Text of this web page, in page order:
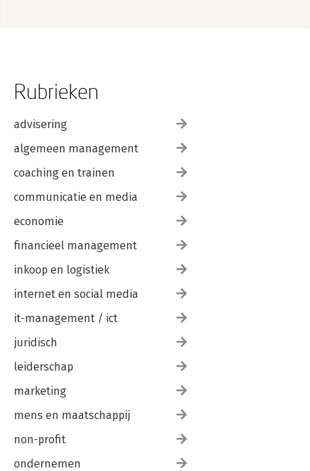
Rubrieken
advisering
algemeen management
coaching en trainen
communicatie en media
economie
financieel management
inkoop en logistiek
internet en social media
it-management / ict
juridisch
leiderschap
marketing
mens en maatschappij
non-profit
ondernemen